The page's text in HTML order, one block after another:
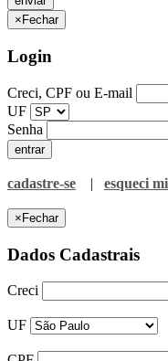
× Fechar
Login
Creci, CPF ou E-mail
UF
Senha
cadastre-se | esqueci
× Fechar
Dados Cadastrais
Creci
UF